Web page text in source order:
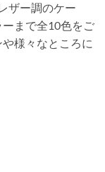
ザー調のケー
まで全10色をご
様々なところに